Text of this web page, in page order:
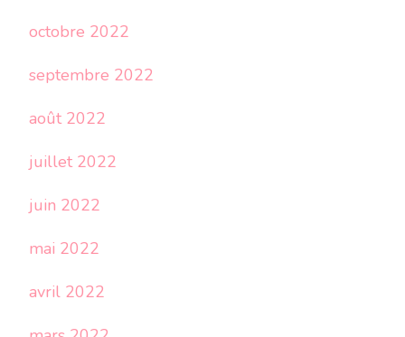
octobre 2022
septembre 2022
août 2022
juillet 2022
juin 2022
mai 2022
avril 2022